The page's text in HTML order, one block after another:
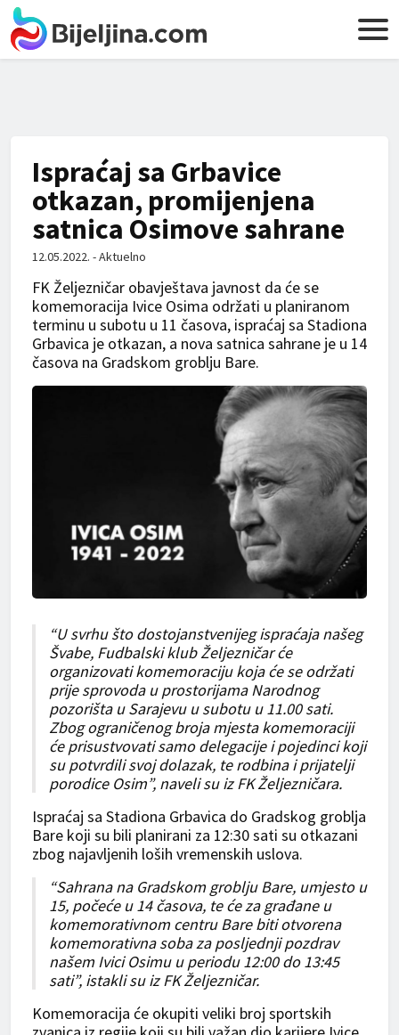
Ispraćaj sa Grbavice
otkazan, promijenjena
satnica Osimove sahrane
12.05.2022. - Aktuelno
FK Željezničar obavještava javnost da će se
komemoracija Ivice Osima održati u planiranom
terminu u subotu u 11 časova, ispraćaj sa Stadiona
Grbavica je otkazan, a nova satnica sahrane je u 14
časova na Gradskom groblju Bare.
“U svrhu što dostojanstvenijeg ispraćaja našeg
Švabe, Fudbalski klub Željezničar će
organizovati komemoraciju koja će se održati
prije sprovoda u prostorijama Narodnog
pozorišta u Sarajevu u subotu u 11.00 sati.
Zbog ograničenog broja mjesta komemoraciji
će prisustvovati samo delegacije i pojedinci koji
su potvrdili svoj dolazak, te rodbina i prijatelji
porodice Osim”, naveli su iz FK Željezničara.
Ispraćaj sa Stadiona Grbavica do Gradskog groblja
Bare koji su bili planirani za 12:30 sati su otkazani
zbog najavljenih loših vremenskih uslova.
“Sahrana na Gradskom groblju Bare, umjesto u
15, počeće u 14 časova, te će za građane u
komemorativnom centru Bare biti otvorena
komemorativna soba za posljednji pozdrav
našem Ivici Osimu u periodu 12:00 do 13:45
sati”, istakli su iz FK Željezničar.
Komemoracija će okupiti veliki broj sportskih